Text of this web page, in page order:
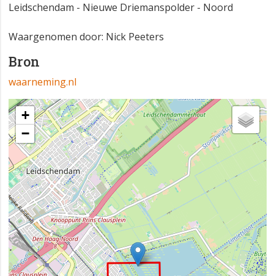
Leidschendam - Nieuwe Driemanspolder - Noord
Waargenomen door: Nick Peeters
Bron
waarneming.nl
+
−